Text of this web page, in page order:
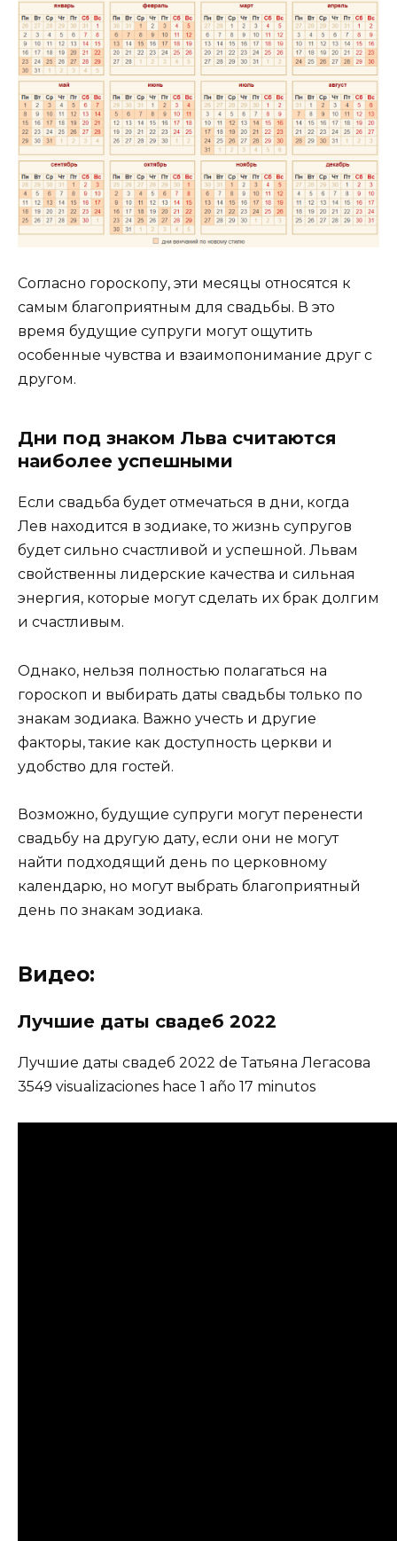
Согласно гороскопу, эти месяцы относятся к
самым благоприятным для свадьбы. В это
время будущие супруги могут ощутить
особенные чувства и взаимопонимание друг с
другом.
Дни под знаком Льва считаются
наиболее успешными
Если свадьба будет отмечаться в дни, когда
Лев находится в зодиаке, то жизнь супругов
будет сильно счастливой и успешной. Львам
свойственны лидерские качества и сильная
энергия, которые могут сделать их брак долгим
и счастливым.
Однако, нельзя полностью полагаться на
гороскоп и выбирать даты свадьбы только по
знакам зодиака. Важно учесть и другие
факторы, такие как доступность церкви и
удобство для гостей.
Возможно, будущие супруги могут перенести
свадьбу на другую дату, если они не могут
найти подходящий день по церковному
календарю, но могут выбрать благоприятный
день по знакам зодиака.
Видео:
Лучшие даты свадеб 2022
Лучшие даты свадеб 2022 de Татьяна Легасова
3549 visualizaciones hace 1 año 17 minutos